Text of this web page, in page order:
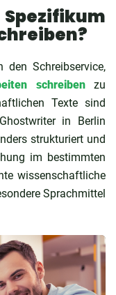
Schreibservice,
schreibenzu
Texte sind
in Berlin
strukturiert und
im bestimmten
wissenschaftliche
Sprachmittel